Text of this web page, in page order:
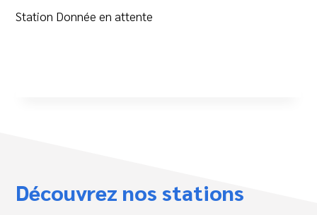
Station Donnée en attente
Découvrez nos stations